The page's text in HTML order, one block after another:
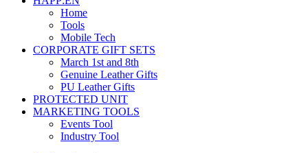
Home
Tools
Mobile Tech
CORPORATE GIFT SETS
March 1st and 8th
Genuine Leather Gifts
PU Leather Gifts
PROTECTED UNIT
MARKETING TOOLS
Events Tool
Industry Tool